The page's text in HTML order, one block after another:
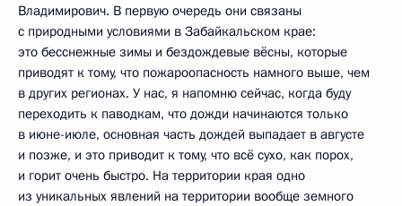
Владимирович. В первую очередь они связаны
с природными условиями в Забайкальском крае:
это бесснежные зимы и бездождевые вёсны, которые
приводят к тому, что пожароопасность намного выше, чем
в других регионах. У нас, я напомню сейчас, когда буду
переходить к паводкам, что дожди начинаются только
в июне-июле, основная часть дождей выпадает в августе
и позже, и это приводит к тому, что всё сухо, как порох,
и горит очень быстро. На территории края одно
из уникальных явлений на территории вообще земного